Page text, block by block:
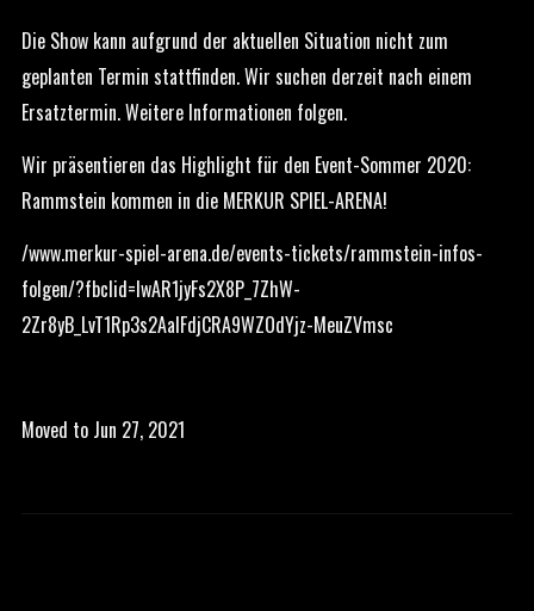
Die Show kann aufgrund der aktuellen Situation nicht zum
geplanten Termin stattfinden. Wir suchen derzeit nach einem
Ersatztermin. Weitere Informationen folgen.
Wir präsentieren das Highlight für den Event-Sommer 2020:
Rammstein kommen in die MERKUR SPIEL-ARENA!
/www.merkur-spiel-arena.de/events-tickets/rammstein-infos-
folgen/?fbclid=IwAR1jyFs2X8P_7ZhW-
2Zr8yB_LvT1Rp3s2AaIFdjCRA9WZOdYjz-MeuZVmsc
Moved to Jun 27, 2021